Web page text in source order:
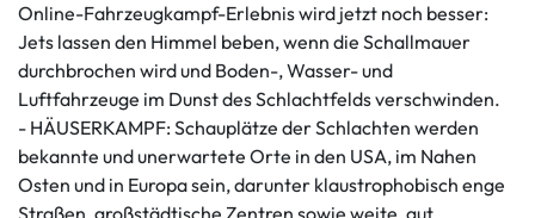
Online-Fahrzeugkampf-Erlebnis wird jetzt noch besser:
Jets lassen den Himmel beben, wenn die Schallmauer
durchbrochen wird und Boden-, Wasser- und
Luftfahrzeuge im Dunst des Schlachtfelds verschwinden.
- HÄUSERKAMPF: Schauplätze der Schlachten werden
bekannte und unerwartete Orte in den USA, im Nahen
Osten und in Europa sein, darunter klaustrophobisch enge
Straßen, großstädtische Zentren sowie weite, gut